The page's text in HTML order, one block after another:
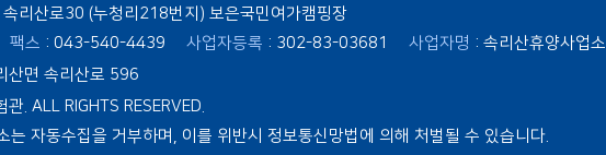
리산로30 (누청리218번지) 보은국민여가캠핑장
팩스 : 043-540-4439 사업자등록 : 302-83-03681 사업자명 : 속리산휴양사업소
산면 속리산로 596
. ALL RIGHTS RESERVED.
는 자동수집을 거부하며, 이를 위반시 정보통신망법에 의해 처벌될 수 있습니다.